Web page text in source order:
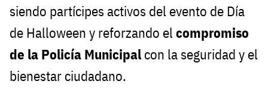
siendo partícipes activos del evento de Día
de Halloween y reforzando el compromiso
de la Policía Municipal con la seguridad y el
bienestar ciudadano.